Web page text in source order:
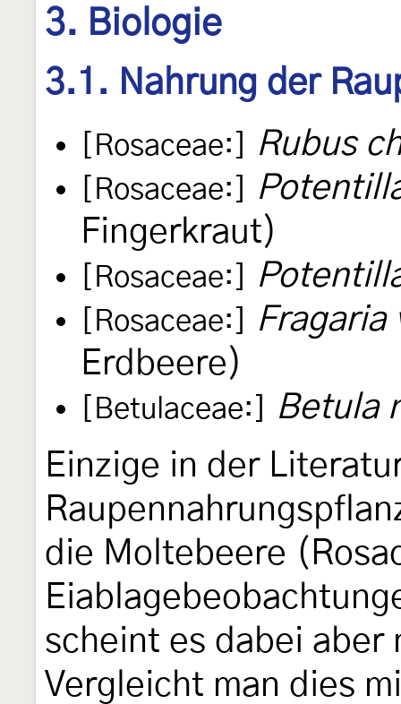
3. Biologie
3.1. Nahrung der
[Rosaceae:] Rubus
[Rosaceae:]
Fingerkraut)
[Rosaceae:]
[Rosaceae:]
Fragaria
Erdbeere)
[Betulaceae:]
Betula
Einzige in der
die Moltebeere
scheint es dabei aber
Vergleicht man dies